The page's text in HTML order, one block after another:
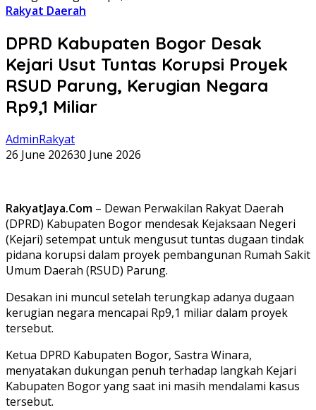
Rakyat Daerah
DPRD Kabupaten Bogor Desak
Kejari Usut Tuntas Korupsi Proyek
RSUD Parung, Kerugian Negara
Rp9,1 Miliar
AdminRakyat
26 June 202630 June 2026
RakyatJaya.Com – Dewan Perwakilan Rakyat Daerah
(DPRD) Kabupaten Bogor mendesak Kejaksaan Negeri
(Kejari) setempat untuk mengusut tuntas dugaan tindak
pidana korupsi dalam proyek pembangunan Rumah Sakit
Umum Daerah (RSUD) Parung.
Desakan ini muncul setelah terungkap adanya dugaan
kerugian negara mencapai Rp9,1 miliar dalam proyek
tersebut.
Ketua DPRD Kabupaten Bogor, Sastra Winara,
menyatakan dukungan penuh terhadap langkah Kejari
Kabupaten Bogor yang saat ini masih mendalami kasus
tersebut.